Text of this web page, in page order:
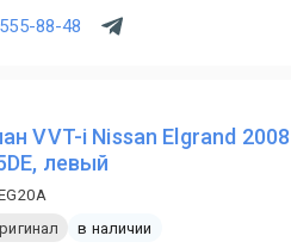
88-48
VVT-i Nissan Elgrand
левый
в наличии